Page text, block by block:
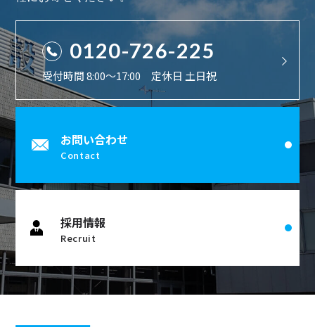
0120-726-225
受付時間 8:00〜17:00 定休日 土日祝
お問い合わせ
Contact
採用情報
Recruit